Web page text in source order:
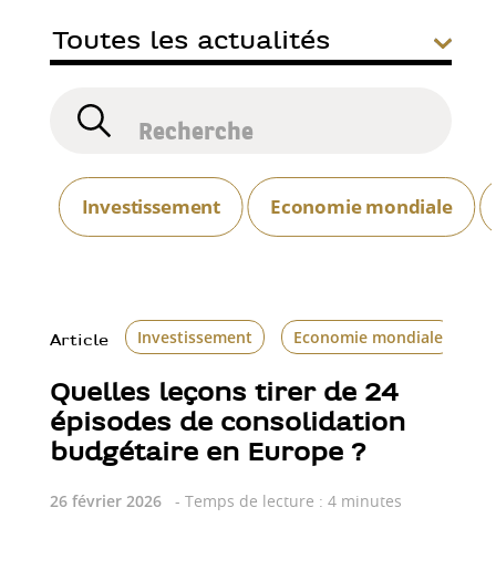
Investissement Economie mondiale
Article Investissement Economie mondiale
Quelles leçons tirer de 24
épisodes de consolidation
budgétaire en Europe ?
26 février 2026 - Temps de lecture : 4 minutes